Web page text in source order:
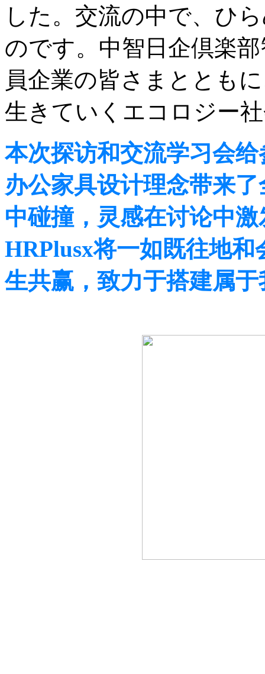
した。交流の中で、ひ
のです。中智日企倶楽
員企業の皆さまととも
生きていくエコロジー
本次探访和交流学习会
办公家具设计理念带来
中碰撞，灵感在讨论中
HRPlusx将一如既往地
生共赢，致力于搭建属